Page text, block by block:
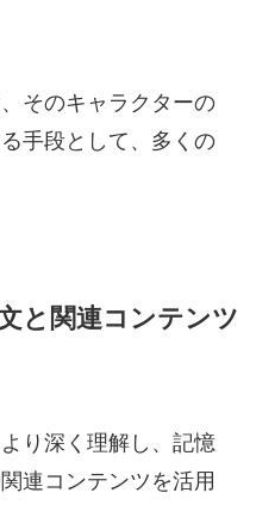
そのキャラクターの
手段として、多くの
と関連コンテンツ
り深く理解し、記憶
連コンテンツを活用